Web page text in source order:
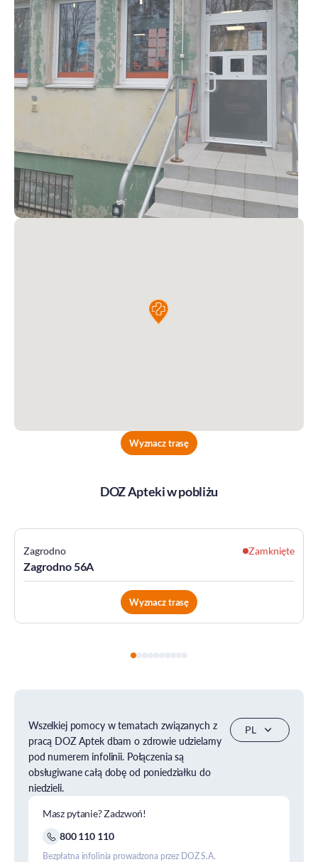
Wyznacz trasę
DOZ Apteki w pobliżu
Legnica
Wszelkiej pomocy w tematach związanych z
pracą DOZ Aptek dbam o zdrowie udzielamy
pod numerem infolinii. Połączenia są
obsługiwane całą dobę od poniedziałku do
niedzieli.
Masz pytanie? Zadzwoń!
800 110 110
Bezpłatna infolinia prowadzona przez DOZ S.A.